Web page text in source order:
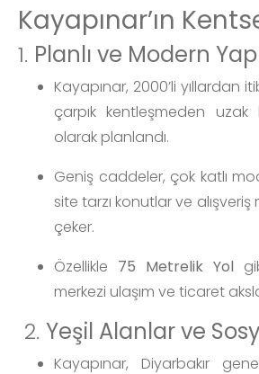
Kayapınar’ın
1. Planlı ve Modern
Kayapınar, 2000’li yıllardan
çarpık kentleşmeden
olarak planlandı.
Geniş caddeler, çok katlı
site tarzı konutlar ve alışveriş
çeker.
Özellikle 75 Metrelik Yol
merkezi ulaşım ve ticaret
2. Yeşil Alanlar ve
Kayapınar, Diyarbakır